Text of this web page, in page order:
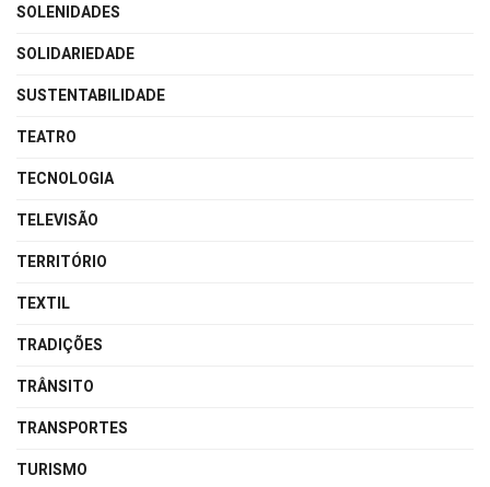
SOLENIDADES
SOLIDARIEDADE
SUSTENTABILIDADE
TEATRO
TECNOLOGIA
TELEVISÃO
TERRITÓRIO
TEXTIL
TRADIÇÕES
TRÂNSITO
TRANSPORTES
TURISMO